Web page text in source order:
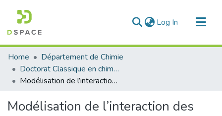
Log In (current)
Communities & Collections
All of DSpace
Statistics
Home
Département de Chimie
Doctorat Classique en chimie
Modélisation de l’interaction des ions demétaux lourds avec des colorants
Modélisation de l’interaction des